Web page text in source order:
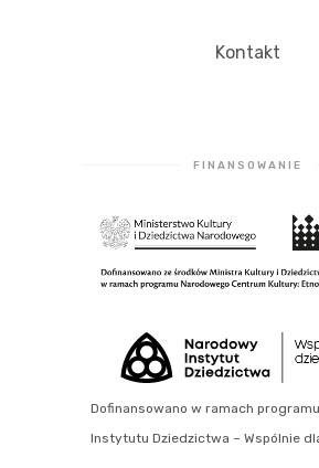
Kontakt
FINANSOWANIE
Dofinansowano w ramach
Instytutu Dziedzictwa – Wspólnie